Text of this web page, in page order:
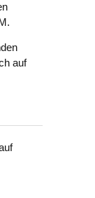
auf